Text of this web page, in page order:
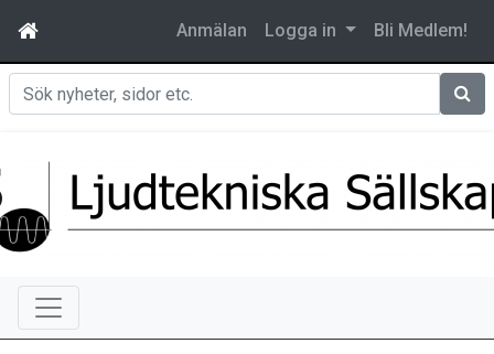
Anmälan Logga in Bli Medlem!
Sök